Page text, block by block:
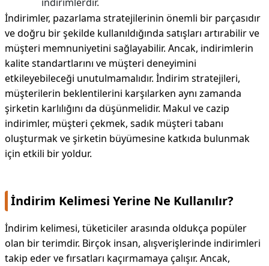
İndirimler, pazarlama stratejilerinin önemli bir parçasıdır
ve doğru bir şekilde kullanıldığında satışları artırabilir ve
müşteri memnuniyetini sağlayabilir. Ancak, indirimlerin
kalite standartlarını ve müşteri deneyimini
etkileyebileceği unutulmamalıdır. İndirim stratejileri,
müşterilerin beklentilerini karşılarken aynı zamanda
şirketin karlılığını da düşünmelidir. Makul ve cazip
indirimler, müşteri çekmek, sadık müşteri tabanı
oluşturmak ve şirketin büyümesine katkıda bulunmak
için etkili bir yoldur.
İndirim Kelimesi Yerine Ne Kullanılır?
İndirim kelimesi, tüketiciler arasında oldukça popüler
olan bir terimdir. Birçok insan, alışverişlerinde indirimleri
takip eder ve fırsatları kaçırmamaya çalışır. Ancak,